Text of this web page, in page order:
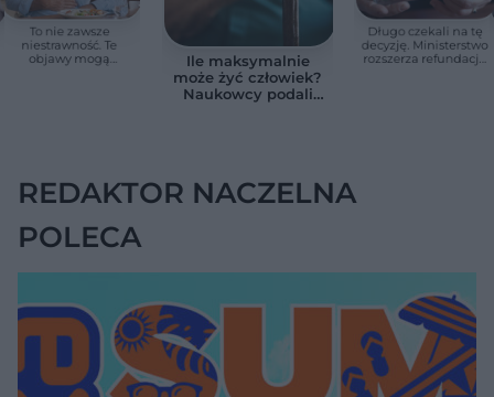
To nie zawsze
niestrawność. Te
objawy mogą
Ile maksymalnie
może żyć człowiek?
Naukowcy podali
Długo czekali na tę
decyzję. Ministerstwo
rozszerza refundację
REDAKTOR NACZELNA
POLECA